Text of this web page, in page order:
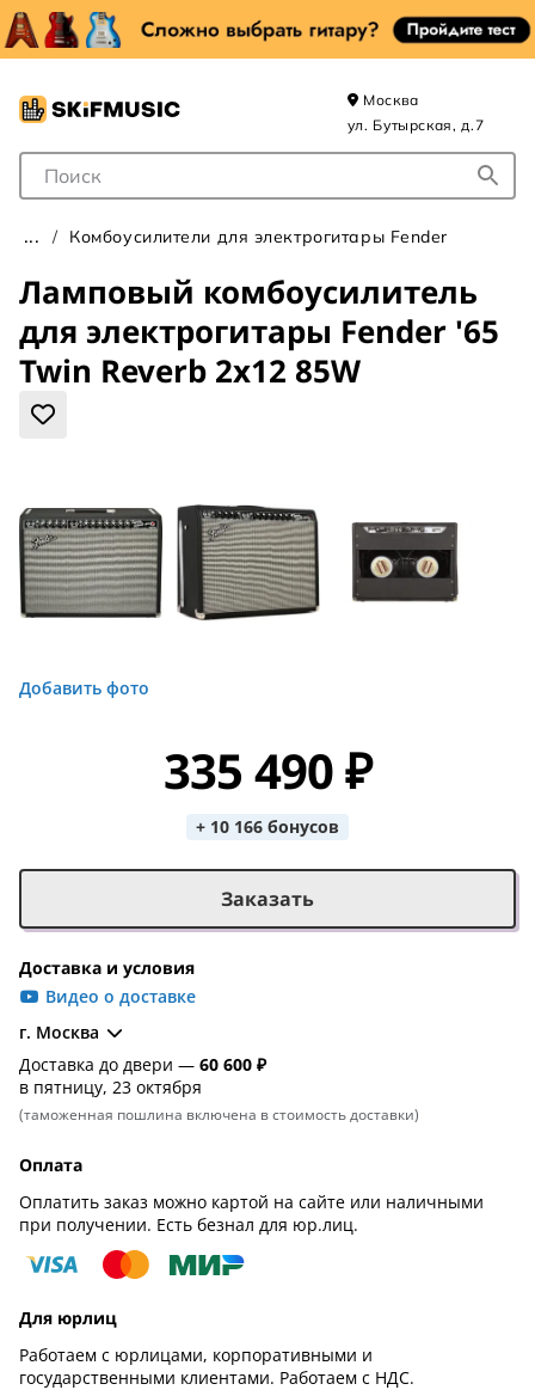
Поле для Поиска
Москва
ул. Бутырская, д.7
Комбоусилители для электрогитары Fender
Ламповый комбоусилитель
для электрогитары Fender '65
Twin Reverb 2x12 85W
Добавить фото
335 490 ₽
+ 10 166 бонусов
Заказать
Доставка и условия
Видео о доставке
г. Москва
Доставка до двери — 60 600 ₽
в пятницу, 23 октября
(таможенная пошлина включена в стоимость доставки)
Оплата
Оплатить заказ можно картой на сайте или наличными
при получении. Есть безнал для юр.лиц.
Для юрлиц
Работаем с юрлицами, корпоративными и
государственными клиентами. Работаем с НДС.